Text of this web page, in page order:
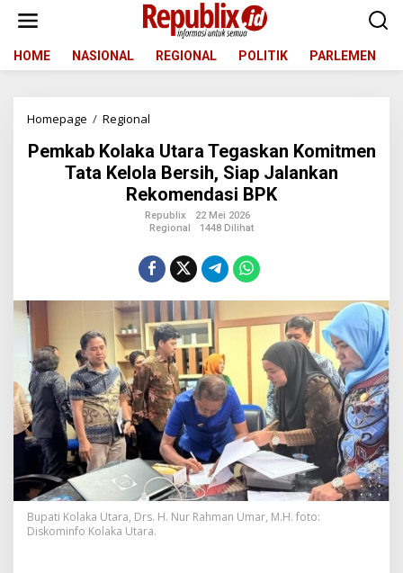
t
HOME NASIONAL REGIONAL POLITIK PARLEMEN
Homepage / Regional
m
k
a
b
K
o
a
k
a
t
a
r
a
T
e
g
a
s
k
a
K
o
Pemkab Kolaka Utara Tegaskan Komitmen
Tata Kelola Bersih, Siap Jalankan
Rekomendasi BPK
Republix
22 Mei 2026
Regional
1448 Dilihat
Bupati Kolaka Utara, Drs. H. Nur Rahman Umar, M.H. foto:
Diskominfo Kolaka Utara.